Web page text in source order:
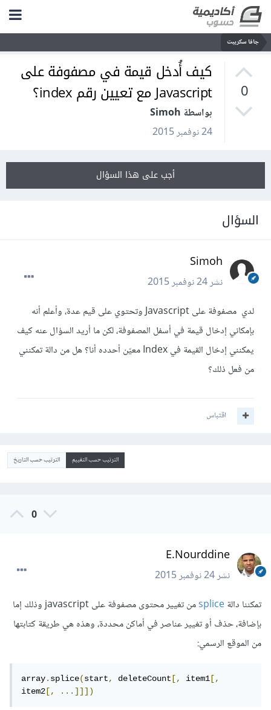
جافا سكريبت
0
كيف أُدخل قيمة في مصفوفة على
Javascript مع تعيين رقم index؟
بواسطة Simoh
24 نوفمبر 2015
أجب على هذا السؤال
السؤال
Simoh
نشر24 نوفمبر 2015
لدي مصفوفة على Javascript وتحتوي على قيم عدة، وأعلم أنه
بإمكاني إدخال قيمة في أسفل المصفوفة، لكن ما أريد السؤال عنه كيف
يمكنني إدخال القيمة في Index معيّن أحدده أنا؟ هل من دالة تمكنني
من فعل ذلك؟
اقتباس
الترتيب حسب التقييم الترتيب حسب التاريخ
0
E.Nourddine
نشر24 نوفمبر 2015
تمكننا دالةsplice
من تغيير محتوى مصفوفة على javascript وذلك إما
بإضافة، حذف أو تغيير عناصر في أماكن محددة، وهذه هي طريقة كتابتها
من الموقع الرسمي:
array.splice(start, deleteCount [, item1 [,
item2 [, ...]]])